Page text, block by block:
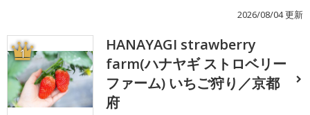
2026/08/04 更新
1
HANAYAGI strawberry
farm(ハナヤギ ストロベリー
ファーム) いちご狩り／京都
府